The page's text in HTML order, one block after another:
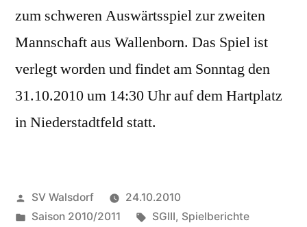
zum schweren Auswärtsspiel zur zweiten
Mannschaft aus Wallenborn. Das Spiel ist
verlegt worden und findet am Sonntag den
31.10.2010 um 14:30 Uhr auf dem Hartplatz
in Niederstadtfeld statt.
Veröffentlicht
von
SV Walsdorf
24.10.2010
Veröffentlicht
Saison 2010/2011 Schlagwörter:
SGIII, Spielberichte